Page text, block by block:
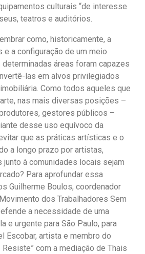
culturais “de interesse
teatros e auditórios.
como, historicamente, a
a configuração de um meio
áreas foram capazes
las em alvos privilegiados
Como todos aqueles que
nas mais diversas posições –
gestores públicos –
desse uso equívoco da
que as práticas artísticas e o
a longo prazo por artistas,
à comunidades locais sejam
Para aprofundar essa
Guilherme Boulos, coordenador
dos Trabalhadores Sem
a necessidade de uma
e urgente para São Paulo, para
Escobar, artista e membro do
Resiste” com a mediação de Thais